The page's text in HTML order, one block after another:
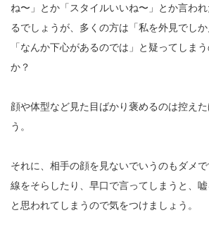
ね〜」とか「スタイルいいね〜」とか言わ
るでしょうが、多くの方は「私を外見でし
「なんか下心があるのでは」と疑ってしま
か？
顔や体型など見た目ばかり褒めるのは控え
う。
それに、相手の顔を見ないでいうのもダメ
線をそらしたり、早口で言ってしまうと、
と思われてしまうので気をつけましょう。